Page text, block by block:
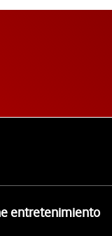
entretenimiento